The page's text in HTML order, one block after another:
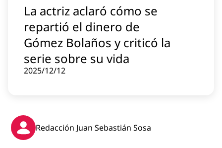
Instagram
La actriz aclaró cómo se
repartió el dinero de
Gómez Bolaños y criticó la
serie sobre su vida
2025/12/12
Redacción Juan Sebastián Sosa